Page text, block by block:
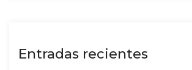
Entradas reciente